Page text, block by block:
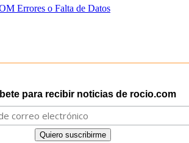
Errores o Falta de Datos
para recibir noticias de rocio.com